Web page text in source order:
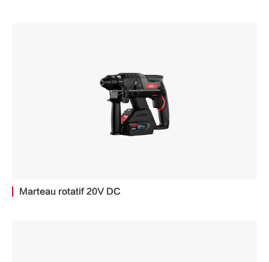
Marteau rotatif 20V DC